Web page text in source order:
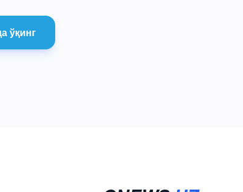
ўқинг